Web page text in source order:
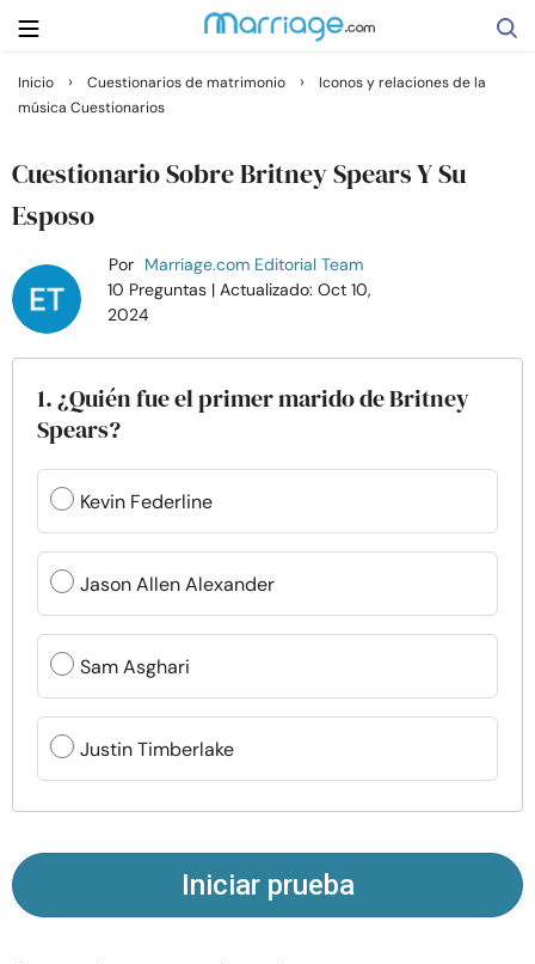
Buscar
Casarse
Relaciones
Familia
Ayuda
Cursos
Recursos
Comunidad
Encuentra un terapeuta
Idioma
Sobre nosotros Contáctanos Escríbenos
Publicidad con
© Copyright 2026. Todos los derechos reservados.
Inicio › Cuestionarios de matrimonio ›
Iconos y relaciones de la
música Cuestionarios
Cuestionario Sobre Britney Spears Y Su
Esposo
Por Marriage.com Editorial Team
10 Preguntas | Actualizado: Oct 10,
2024
1. ¿Quién fue el primer marido de Britney
Spears?
Kevin Federline
Jason Allen Alexander
Sam Asghari
Justin Timberlake
Iniciar prueba